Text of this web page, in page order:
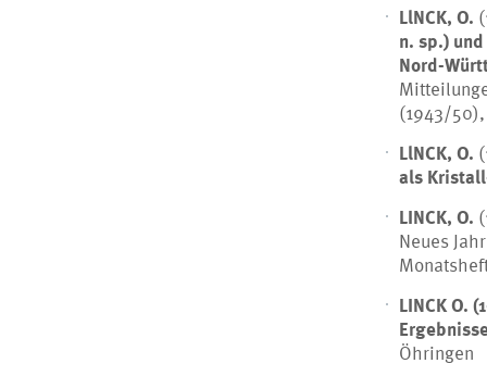
LlNCK, O.
n. sp.)
Nord-
(1943/
LlNCK, O.
als
LINCK, O.
Neues
LINCK O.
Öhringen